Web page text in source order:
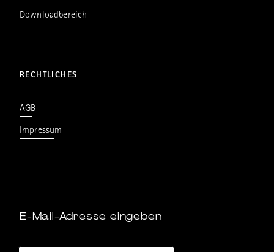
Downloadbereich
RECHTLICHES
AGB
Impressum